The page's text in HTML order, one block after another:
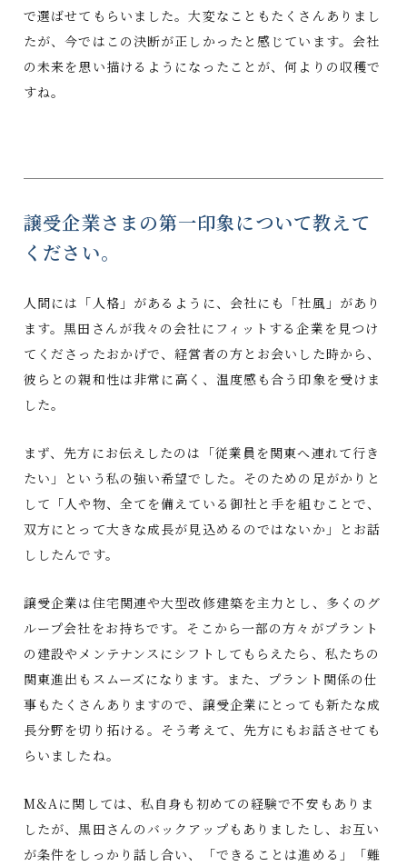
で選ばせてもらいました。大変なこともたくさんありまし
たが、今ではこの決断が正しかったと感じています。会社
の未来を思い描けるようになったことが、何よりの収穫で
すね。
譲受企業さまの第一印象について教えて
ください。
人間には「人格」があるように、会社にも「社風」があり
ます。黒田さんが我々の会社にフィットする企業を見つけ
てくださったおかげで、経営者の方とお会いした時から、
彼らとの親和性は非常に高く、温度感も合う印象を受けま
した。
まず、先方にお伝えしたのは「従業員を関東へ連れて行き
たい」という私の強い希望でした。そのための足がかりと
して「人や物、全てを備えている御社と手を組むことで、
双方にとって大きな成長が見込めるのではないか」とお話
ししたんです。
譲受企業は住宅関連や大型改修建築を主力とし、多くのグ
ループ会社をお持ちです。そこから一部の方々がプラント
の建設やメンテナンスにシフトしてもらえたら、私たちの
関東進出もスムーズになります。また、プラント関係の仕
事もたくさんありますので、譲受企業にとっても新たな成
長分野を切り拓ける。そう考えて、先方にもお話させても
らいましたね。
M&Aに関しては、私自身も初めての経験で不安もありま
したが、黒田さんのバックアップもありましたし、お互い
が条件をしっかり話し合い、「できることは進める」「難